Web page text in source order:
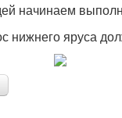
начинаем
нижнего яруса